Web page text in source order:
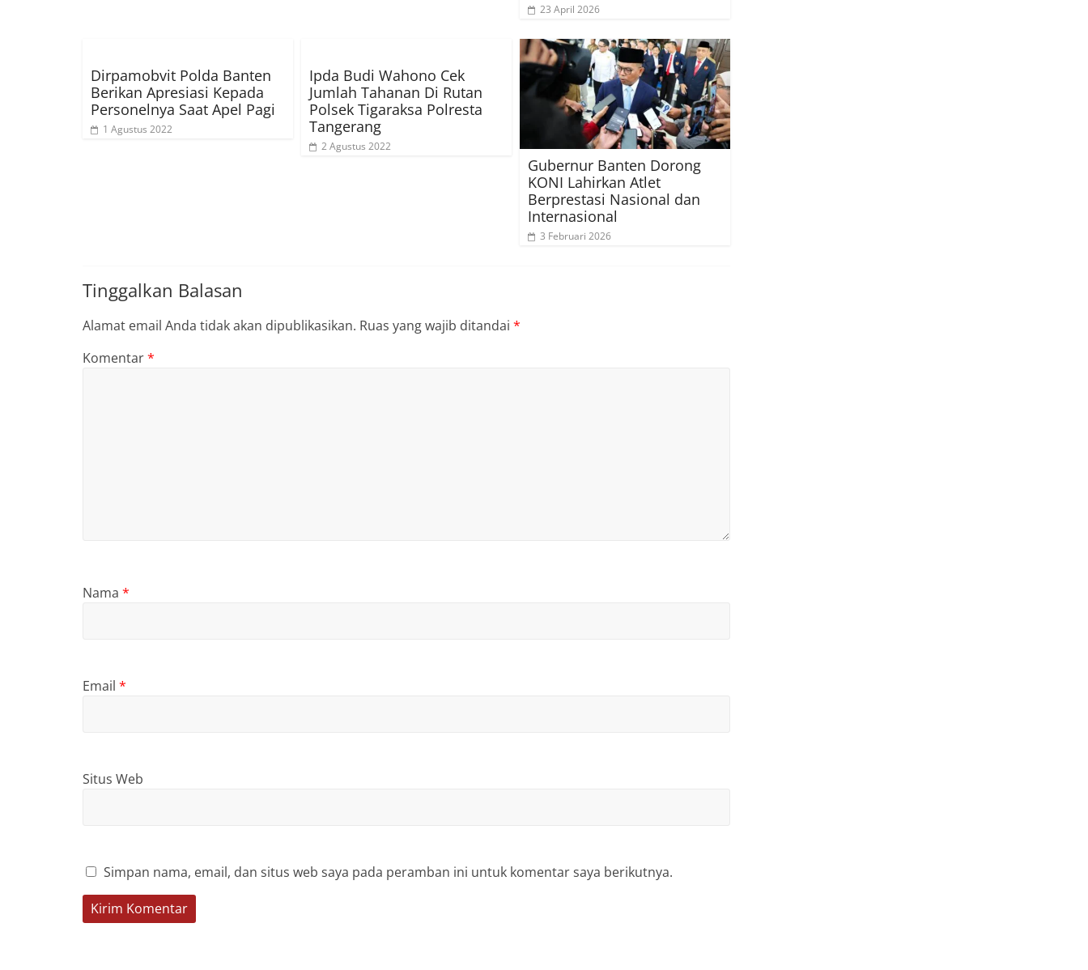
23 April 2026
Dirpamobvit Polda Banten
Berikan Apresiasi Kepada
Personelnya Saat Apel Pagi
1 Agustus 2022
Ipda Budi Wahono Cek
Jumlah Tahanan Di Rutan
Polsek Tigaraksa Polresta
Tangerang
2 Agustus 2022
Gubernur Banten Dorong
KONI Lahirkan Atlet
Berprestasi Nasional dan
Internasional
3 Februari 2026
Tinggalkan Balasan
Alamat email Anda tidak akan dipublikasikan. Ruas yang wajib ditandai *
Komentar*
Nama *
Email *
Situs Web
Simpan nama, email, dan situs web saya pada peramban ini untuk komentar saya berikutnya.